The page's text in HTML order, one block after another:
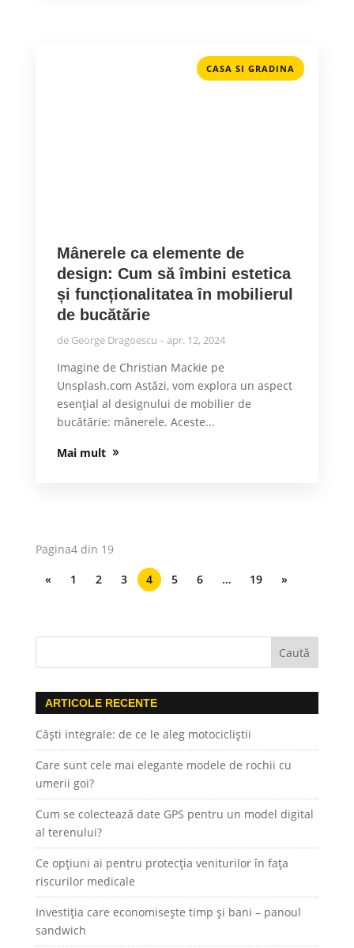
CASA SI GRADINA
Mânerele ca elemente de
design: Cum să îmbini estetica
și funcționalitatea în mobilierul
de bucătărie
de George Dragoescu apr. 12, 2024
Imagine de Christian Mackie pe
Unsplash.com Astăzi, vom explora un aspect
esențial al designului de mobilier de
bucătărie: mânerele. Aceste...
Mai mult
Pagina4 din 19
«
1 2 3 4 5 6 … 19 »
ARTICOLE RECENTE
Căști integrale: de ce le aleg motocicliștii
Care sunt cele mai elegante modele de rochii cu
umerii goi?
Cum se colectează date GPS pentru un model digital
al terenului?
Ce opțiuni ai pentru protecția veniturilor în fața
riscurilor medicale
Investiția care economisește timp și bani – panoul
sandwich